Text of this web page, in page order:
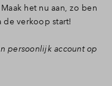
het nu aan, zo ben
verkoop start!
persoonlijk account op